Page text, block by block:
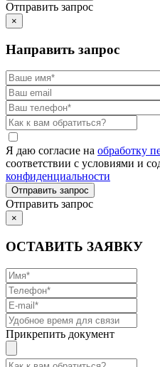
Отправить запрос
×
Направить запрос
Я даю согласие на обработку
соответствии с условиями и
конфиденциальности
Отправить запрос
×
ОСТАВИТЬ ЗАЯВКУ
Прикрепить документ